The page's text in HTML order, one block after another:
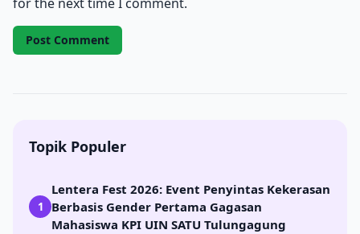
Topik Populer
1
Lentera Fest 2026: Event Penyintas Kekerasan
Berbasis Gender Pertama Gagasan
Mahasiswa KPI UIN SATU Tulungagung